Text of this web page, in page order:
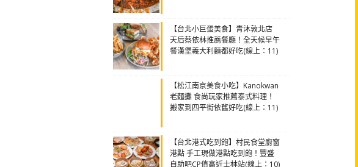
【台北小巨蛋美食】青沐敦北店
天后蔡依林推薦餐廳！全天候早午
餐漢堡義大利麵都好吃(線上：11)
【松江南京美食小吃】Kanokwan
老麵攤 食尚玩家推薦泰式料理！
搬家到四平街依舊好吃(線上：11)
【台北港式吃到飽】村民食堂廚窗
港點 手工現做港點吃到飽！豐盛
自助吧CP值高近士林站(線上：10)